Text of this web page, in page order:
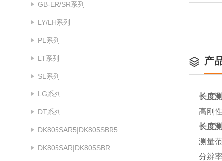
GB-ER/SR系列
LY/LH系列
PL系列
LT系列
SL系列
LG系列
DT系列
DK805SAR5|DK805SBR5
DK805SAR|DK805SBR
产
长度
高刚
长度
测量
分辨